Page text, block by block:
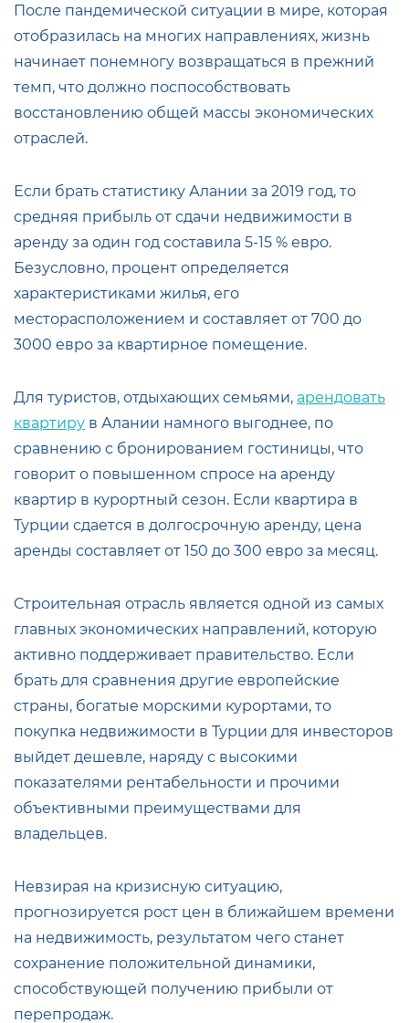
После пандемической ситуации в мире, которая
отобразилась на многих направлениях, жизнь
начинает понемногу возвращаться в прежний
темп, что должно поспособствовать
восстановлению общей массы экономических
отраслей.
Если брать статистику Алании за 2019 год, то
средняя прибыль от сдачи недвижимости в
аренду за один год составила 5-15 % евро.
Безусловно, процент определяется
характеристиками жилья, его
месторасположением и составляет от 700 до
3000 евро за квартирное помещение.
Для туристов, отдыхающих семьями, арендовать
квартиру в Алании намного выгоднее, по
сравнению с бронированием гостиницы, что
говорит о повышенном спросе на аренду
квартир в курортный сезон. Если квартира в
Турции сдается в долгосрочную аренду, цена
аренды составляет от 150 до 300 евро за месяц.
Строительная отрасль является одной из самых
главных экономических направлений, которую
активно поддерживает правительство. Если
брать для сравнения другие европейские
страны, богатые морскими курортами, то
покупка недвижимости в Турции для инвесторов
выйдет дешевле, наряду с высокими
показателями рентабельности и прочими
объективными преимуществами для
владельцев.
Невзирая на кризисную ситуацию,
прогнозируется рост цен в ближайшем времени
на недвижимость, результатом чего станет
сохранение положительной динамики,
способствующей получению прибыли от
перепродаж.